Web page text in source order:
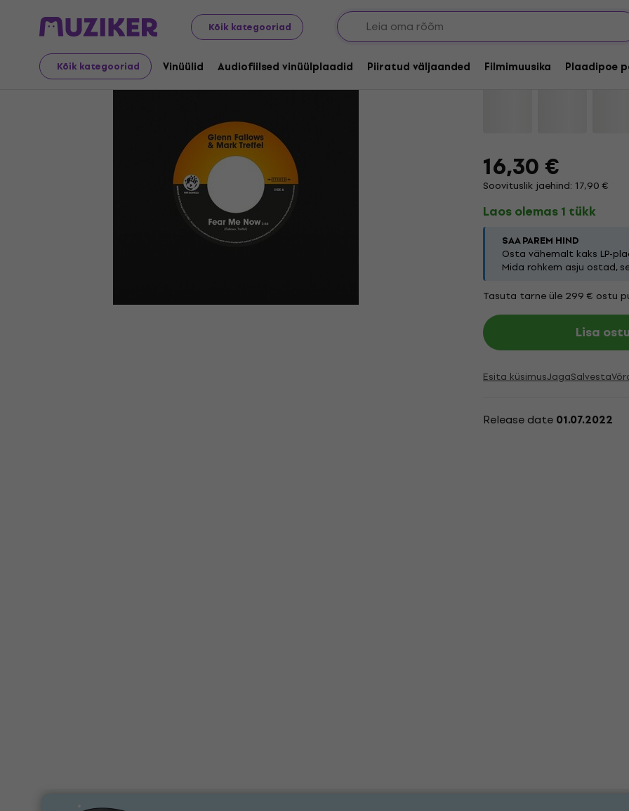
Kõik kategooriad
Kõik kategooriad Vinüülid Audiofiilsed vinüülplaadid Piiratud väljaanded Filmimuusika Plaadipoe
LP plaadid ja CD-d Vinüülid
Glenn Fallows &
Kaubamärk:Glenn Fallows
16,30 €
Soovituslik jaehind: 17,90 €
Laos olemas 1 tükk
SAA PAREM HIND
Osta vähemalt kaks LP-
Mida rohkem asju ostad,
Tasuta tarne üle 299 € ostu
Lisa
Esita küsimusJagaSalvesta
Release date 01.07.2022